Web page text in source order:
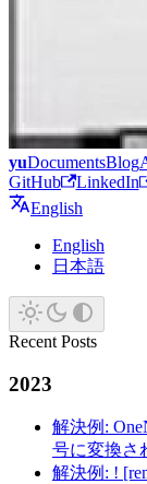
yuDocumentsBlog
GitHub
LinkedIn
English
English
日本語
Recent Posts
2023
解決例:
号に変換さ
解決例: !